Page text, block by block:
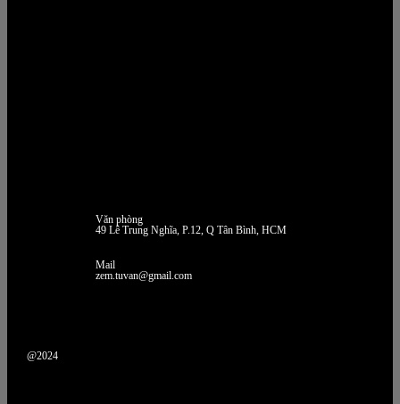
Văn phòng
49 Lê Trung Nghĩa, P.12, Q Tân Bình, HCM
Mail
zem.tuvan@gmail.com
@2024